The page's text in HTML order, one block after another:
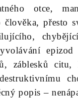
otce,
člověka, přesto
epizod
záblesků
popis –